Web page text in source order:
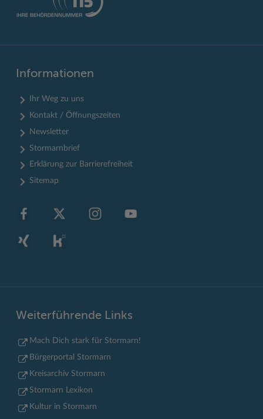
Informationen
Ihr Weg zu uns
Kontakt / Öffnungszeiten
Newsletter
Stormarnbrief
Erklärung zur Barrierefreiheit
Sitemap
Weiterführende Links
Mach Dich stark für Stormarn!
Bürgerportal Stormarn
Kreisarchiv Stormarn
Stormarn Lexikon
Kultur in Stormarn